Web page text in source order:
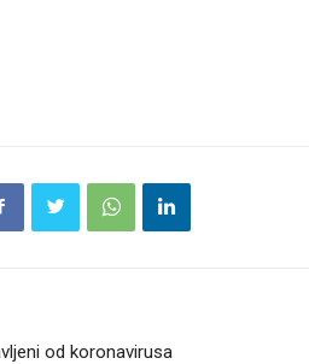
od koronavirusa